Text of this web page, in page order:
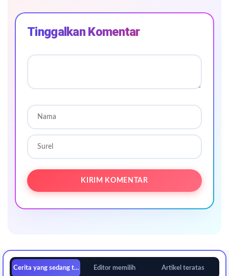
Tinggalkan Komentar
Cerita yang sedang tren Editor memilih Artikel teratas